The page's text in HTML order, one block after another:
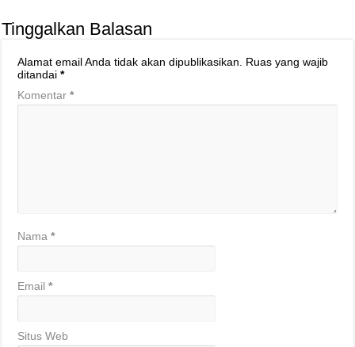
Tinggalkan Balasan
Alamat email Anda tidak akan dipublikasikan. Ruas yang wajib
ditandai*
Komentar*
Nama*
Email*
Situs Web